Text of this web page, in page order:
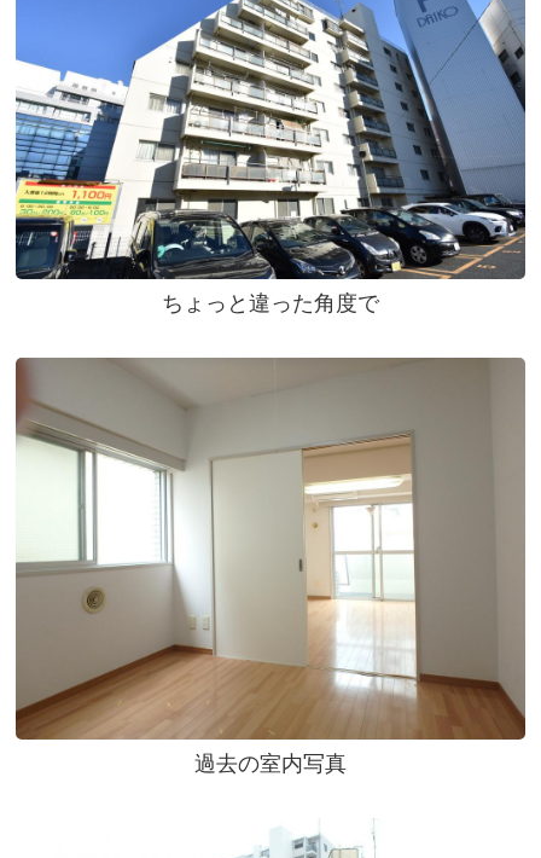
ちょっと違った角度で
過去の室内写真